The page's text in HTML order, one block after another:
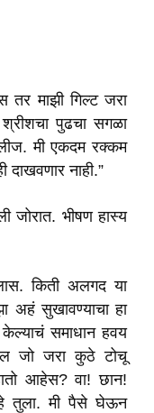
तर माझी गिल्ट जरा
पुढचा सगळा
मी एकदम रक्कम
नाही.”
जोरात. भीषण हास्य
किती अलगद या
अहं सुखावण्याचा हा
समाधान हवय
जो जरा कुठे टोचू
आहेस? वा! छान!
तुला. मी पैसे घेऊन